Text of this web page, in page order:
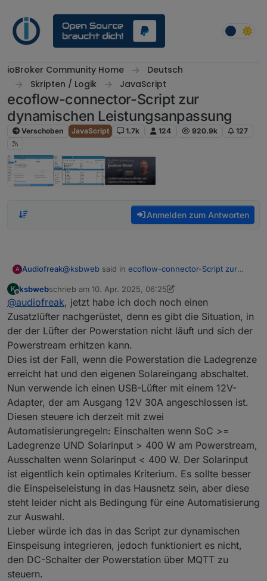
ioBroker Community Home
Deutsch
Skripten / Logik
JavaScript
ecoflow-connector-Script zur
dynamischen Leistungsanpassung
Verschoben JavaScript 1.7k 124 920.9k 127
Anmelden zum Antworten
A Audiofreak@ksbweb said in ecoflow-connector-Script zur
@audiofreakEs funktioniert nun sogar ohne
Zusatzlüfter, denn ich habe den PS hochkant
leicht schräg (sowohl nach oben als auch
seitlich) vor dem Auslass des Delta-Lüfters
platziert. Dieser Luftstrom reicht bereits aus,
um auch bei maximalem Solarinput eine
Überhitzung zu vermeiden und 800 W
zuverlässig einzuspeisen.
Noch besser :)
K
Offline
ksbwebschrieb am 10. Apr. 2025, 06:25
zuletzt editiert von ksbweb4. Okt. 2025, 17:20
@audiofreak, jetzt habe ich doch noch einen
Zusatzlüfter nachgerüstet, denn es gibt die Situation, in
der der Lüfter der Powerstation nicht läuft und sich der
Powerstream erhitzen kann.
Dies ist der Fall, wenn die Powerstation die Ladegrenze
erreicht hat und den eigenen Solareingang abschaltet.
Nun verwende ich einen USB-Lüfter mit einem 12V-
Adapter, der am Ausgang 12V 30A angeschlossen ist.
Diesen steuere ich derzeit mit zwei
Automatisierungregeln: Einschalten wenn SoC >=
Ladegrenze UND Solarinput > 400 W am Powerstream,
Ausschalten wenn Solarinput < 400 W. Der Solarinput
ist eigentlich kein optimales Kriterium. Es sollte besser
die Einspeiseleistung in das Hausnetz sein, aber diese
steht leider nicht als Bedingung für eine Automatisierung
zur Auswahl.
Lieber würde ich das in das Script zur dynamischen
Einspeisung integrieren, jedoch funktioniert es nicht,
den DC-Schalter der Powerstation über MQTT zu
steuern.